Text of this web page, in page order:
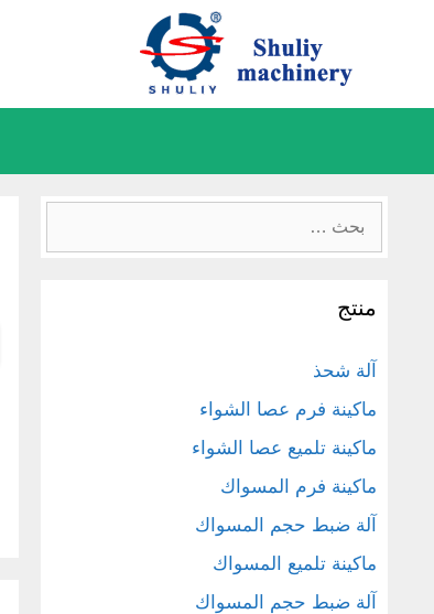
عن:
منتج
آلة شحذ
ماكينة فرم عصا الشواء
ماكينة تلميع عصا الشواء
ماكينة فرم المسواك
آلة ضبط حجم المسواك
ماكينة تلميع المسواك
آلة ضبط حجم المسواك